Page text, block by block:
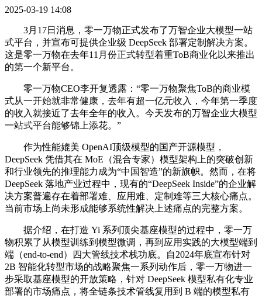
2025-03-19 14:08
3月17日消息，零一万物正式发布了万智企业大模型一站
式平台，并宣布可提供企业级 DeepSeek 部署定制解决方案。
这是零一万物在去年11月份正式转型着重ToB商业化以来推出
的第一个新平台。
零一万物CEO李开复透露：“零一万物聚焦ToB的商业模
式从一开始就非常健康，去年有超一亿元收入，今年第一季度
的收入就接近了去年全年的收入。今天发布的万智企业大模型
一站式平台能够锦上添花。”
作为性能媲美 OpenAI顶级模型的国产开源模型，
DeepSeek 凭借其在 MoE（混合专家）模型架构上的突破创新
和行业领先的推理能力成为“中国智造”的新旗帜。然而，在将
DeepSeek 落地产业过程中，现有的“DeepSeek Inside”的企业解
决方案普遍存在着部署难、应用难、定制难等三大核心痛点。
当前市场上尚未形成能够系统性解决上述痛点的完整方案。
据介绍，在打造 Yi 系列顶尖基座模型的过程中，零一万
物积累了从模型训练到模型微调，再到应用实践的大模型端到
端（end-to-end）四大管线技术栈功底。自2024年底宣布针对
2B 智能化转型市场的战略聚焦一系列动作后，零一万物进一
步采取基座模型的开放策略，针对 DeepSeek 模型私有化专业
部署的市场痛点，将全链条技术管线复用到 B 端的模型私有